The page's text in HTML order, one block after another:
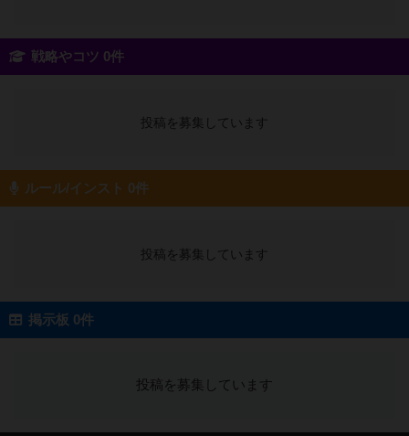
戦略やコツ 0件
投稿を募集しています
ルール/インスト 0件
投稿を募集しています
掲示板 0件
投稿を募集しています